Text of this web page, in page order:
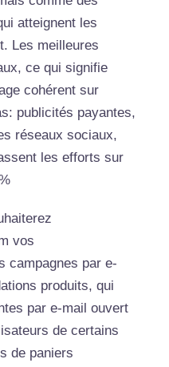
atteignent les
Les meilleures
ce qui signifie
cohérent sur
publicités payantes,
réseaux sociaux,
les efforts sur
vos
campagnes par e-
produits, qui
par e-mail ouvert
de certains
de paniers